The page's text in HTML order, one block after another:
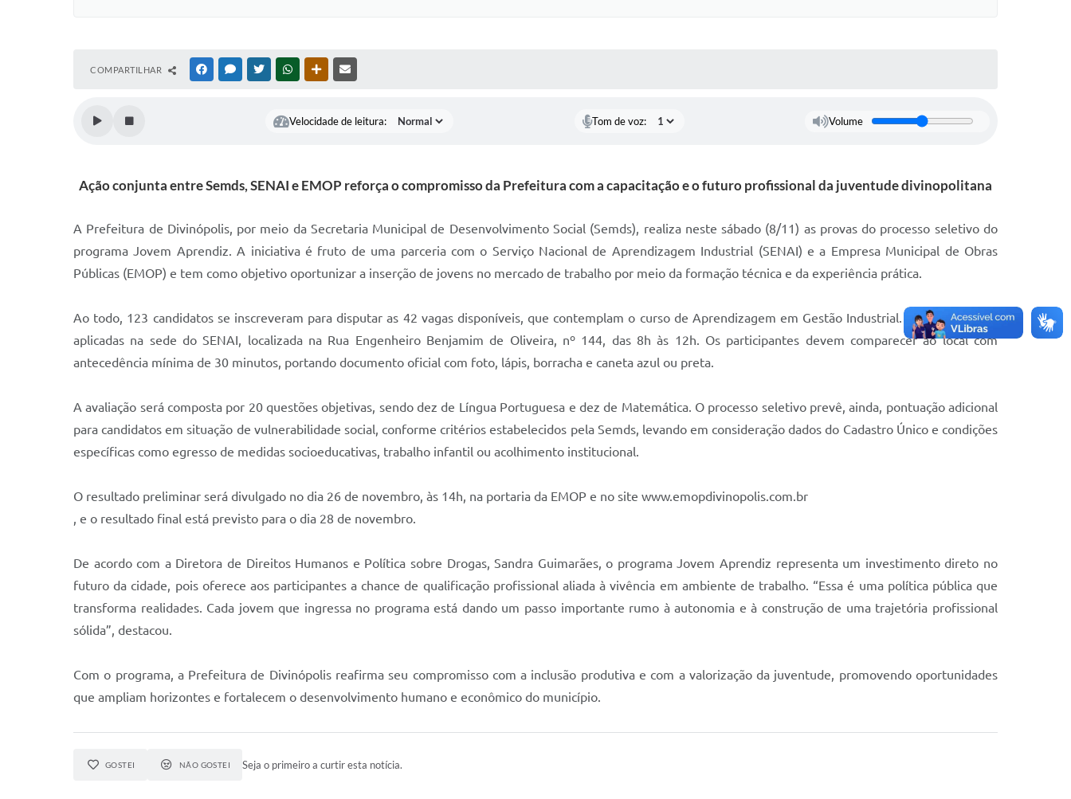
COMPARTILHAR FACEBOOKMESSENGER
TWITTERWHATSAPPOUTRAS MÍDIAS
Velocidade de leitura: Tom de voz: Volume
Ação conjunta entre Semds, SENAI e EMOP reforça o compromisso da Prefeitura com a capacitação e o futuro profissional da juventude divinopolitana
A Prefeitura de Divinópolis, por meio da Secretaria Municipal de Desenvolvimento Social (Semds), realiza neste sábado (8/11) as provas do processo seletivo do
programa Jovem Aprendiz. A iniciativa é fruto de uma parceria com o Serviço Nacional de Aprendizagem Industrial (SENAI) e a Empresa Municipal de Obras
Públicas (EMOP) e tem como objetivo oportunizar a inserção de jovens no mercado de trabalho por meio da formação técnica e da experiência prática.
Ao todo, 123 candidatos se inscreveram para disputar as 42 vagas disponíveis, que contemplam o curso de Aprendizagem em Gestão Industrial. As provas serão
aplicadas na sede do SENAI, localizada na Rua Engenheiro Benjamim de Oliveira, nº 144, das 8h às 12h. Os participantes devem comparecer ao local com
antecedência mínima de 30 minutos, portando documento oficial com foto, lápis, borracha e caneta azul ou preta.
A avaliação será composta por 20 questões objetivas, sendo dez de Língua Portuguesa e dez de Matemática. O processo seletivo prevê, ainda, pontuação adicional
para candidatos em situação de vulnerabilidade social, conforme critérios estabelecidos pela Semds, levando em consideração dados do Cadastro Único e condições
específicas como egresso de medidas socioeducativas, trabalho infantil ou acolhimento institucional.
O resultado preliminar será divulgado no dia 26 de novembro, às 14h, na portaria da EMOP e no site www.emopdivinopolis.com.br
, e o resultado final está previsto para o dia 28 de novembro.
De acordo com a Diretora de Direitos Humanos e Política sobre Drogas, Sandra Guimarães, o programa Jovem Aprendiz representa um investimento direto no
futuro da cidade, pois oferece aos participantes a chance de qualificação profissional aliada à vivência em ambiente de trabalho. “Essa é uma política pública que
transforma realidades. Cada jovem que ingressa no programa está dando um passo importante rumo à autonomia e à construção de uma trajetória profissional
sólida”, destacou.
Com o programa, a Prefeitura de Divinópolis reafirma seu compromisso com a inclusão produtiva e com a valorização da juventude, promovendo oportunidades
que ampliam horizontes e fortalecem o desenvolvimento humano e econômico do município.
GOSTEI NÃO GOSTEI Seja o primeiro a curtir esta notícia.